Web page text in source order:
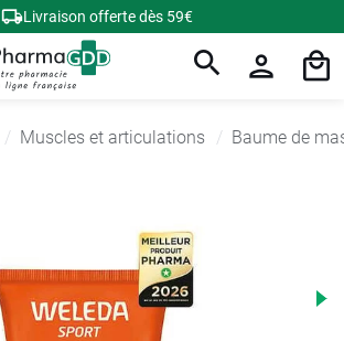
Livraison offerte dès 59€
Muscles et articulations Baume de